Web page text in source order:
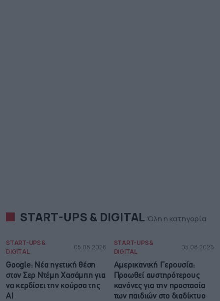
START-UPS & DIGITAL Όλη η κατηγορία
START-UPS &
DIGITAL
05.08.2026
Google: Νέα ηγετική θέση
στον Σερ Ντέμη Χασάμπη για
να κερδίσει την κούρσα της
ΑΙ
START-UPS &
DIGITAL
05.08.2026
Αμερικανική Γερουσία:
Προωθεί αυστηρότερους
κανόνες για την προστασία
των παιδιών στο διαδίκτυο